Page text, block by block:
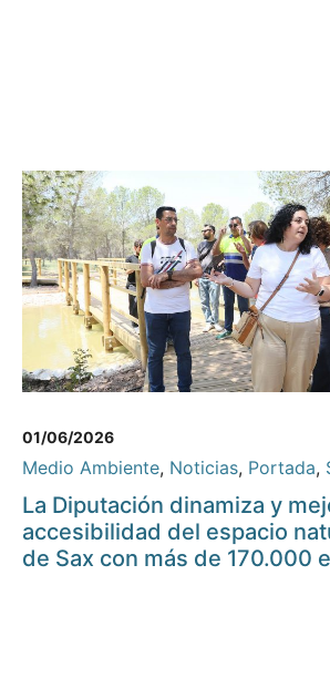
01/06/2026
Medio Ambiente, Noticias, Portada,
La Diputación dinamiza y
accesibilidad del espacio
de Sax con más de 170.000